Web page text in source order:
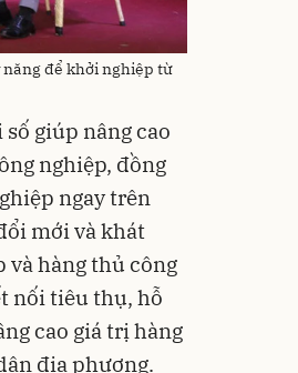
để khởi nghiệp từ
giúp nâng cao
nghiệp, đồng
ngay trên
mới và khát
và hàng thủ công
nối tiêu thụ, hỗ
cao giá trị hàng
địa phương.